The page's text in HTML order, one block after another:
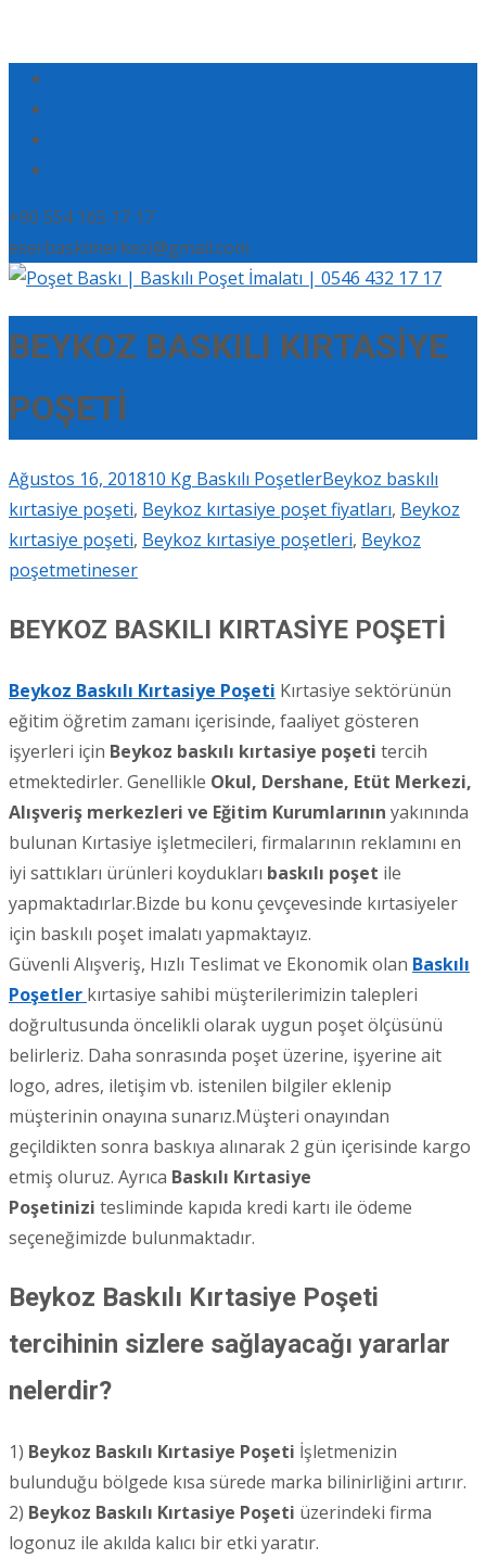
+90 554 165 17 17
eserbaskimerkezi@gmail.com
BEYKOZ BASKILI KIRTASİYE
POŞETİ
Ağustos 16, 201810 Kg Baskılı PoşetlerBeykoz baskılı
kırtasiye poşeti, Beykoz kırtasiye poşet fiyatları, Beykoz
kırtasiye poşeti, Beykoz kırtasiye poşetleri, Beykoz
poşetmetineser
BEYKOZ BASKILI KIRTASİYE POŞETİ
Beykoz Baskılı Kırtasiye Poşeti Kırtasiye sektörünün
eğitim öğretim zamanı içerisinde, faaliyet gösteren
işyerleri için Beykoz baskılı kırtasiye poşeti tercih
etmektedirler. Genellikle Okul, Dershane, Etüt Merkezi,
Alışveriş merkezleri ve Eğitim Kurumlarının yakınında
bulunan Kırtasiye işletmecileri, firmalarının reklamını en
iyi sattıkları ürünleri koydukları baskılı poşet ile
yapmaktadırlar.Bizde bu konu çevçevesinde kırtasiyeler
için baskılı poşet imalatı yapmaktayız.
Güvenli Alışveriş, Hızlı Teslimat ve Ekonomik olan Baskılı
Poşetler kırtasiye sahibi müşterilerimizin talepleri
doğrultusunda öncelikli olarak uygun poşet ölçüsünü
belirleriz. Daha sonrasında poşet üzerine, işyerine ait
logo, adres, iletişim vb. istenilen bilgiler eklenip
müşterinin onayına sunarız.Müşteri onayından
geçildikten sonra baskıya alınarak 2 gün içerisinde kargo
etmiş oluruz. Ayrıca Baskılı Kırtasiye
Poşetinizi tesliminde kapıda kredi kartı ile ödeme
seçeneğimizde bulunmaktadır.
Beykoz Baskılı Kırtasiye Poşeti
tercihinin sizlere sağlayacağı yararlar
nelerdir?
1) Beykoz Baskılı Kırtasiye Poşeti İşletmenizin
bulunduğu bölgede kısa sürede marka bilinirliğini artırır.
2) Beykoz Baskılı Kırtasiye Poşeti üzerindeki firma
logonuz ile akılda kalıcı bir etki yaratır.